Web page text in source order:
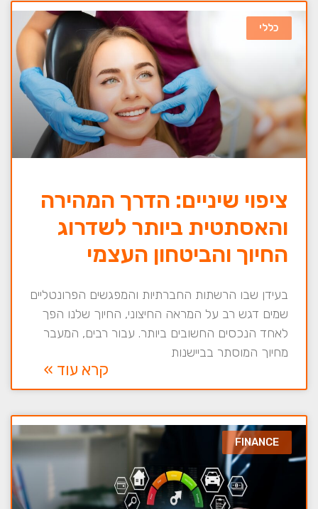
כללי
ציפוי שיניים: הדרך המהירה
והאסתטית ביותר לשדרוג
החיוך והביטחון העצמי
בעידן שבו הרשתות החברתיות והמפגשים הפרונטליים
שמים דגש רב על המראה החיצוני, החיוך שלנו הפך
לאחד הנכסים החשובים ביותר. עבור רבים, המעבר
מחיוך המוסתר בביישנות
קרא עוד »
FINANCE